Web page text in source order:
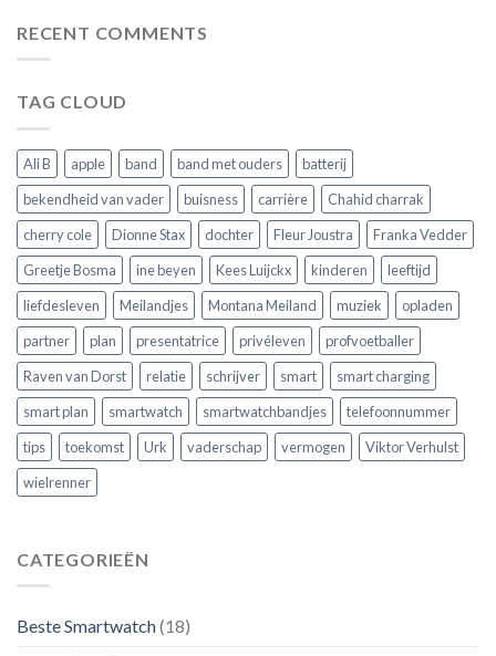
een
koopt
RECENT COMMENTS
TAG CLOUD
Ali B apple band band met ouders
batterij
bekendheid van vader
buisness carrière
Chahid charrak
cherry cole
Dionne Stax dochter Fleur Joustra
Franka Vedder
Greetje Bosma
ine beyen Kees Luijckx kinderen
leeftijd
liefdesleven
Meilandjes Montana Meiland muziek
opladen
partner
plan presentatrice privéleven
profvoetballer
Raven van Dorst
relatie schrijver smart
smart charging
smart plan
smartwatch smartwatchbandjes
telefoonnummer
tips
toekomst Urk vaderschap vermogen
Viktor Verhulst
wielrenner
CATEGORIEËN
Beste Smartwatch(18)